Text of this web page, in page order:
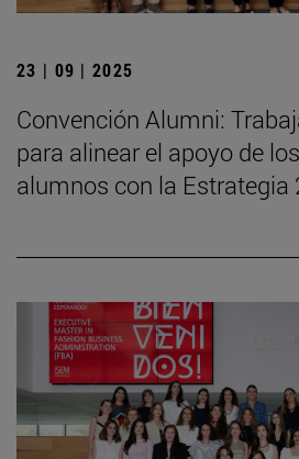
23 | 09 | 2025
Convención Alumni:
para alinear el apoyo de
alumnos con la Estrategia